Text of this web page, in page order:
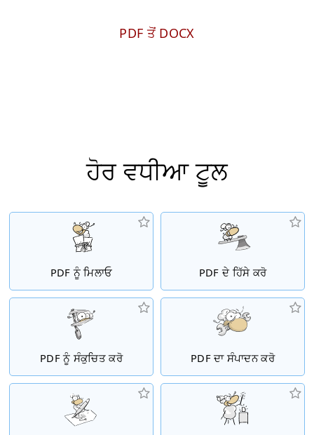
PDF ਤੋਂ DOCX
ਹੋਰ ਵਧੀਆ ਟੂਲ
PDF ਨੂੰ ਮਿਲਾਓ PDF ਦੇ ਹਿੱਸੇ ਕਰੋ
PDF ਨੂੰ ਸੰਕੁਚਿਤ ਕਰੋ PDF ਦਾ ਸੰਪਾਦਨ ਕਰੋ